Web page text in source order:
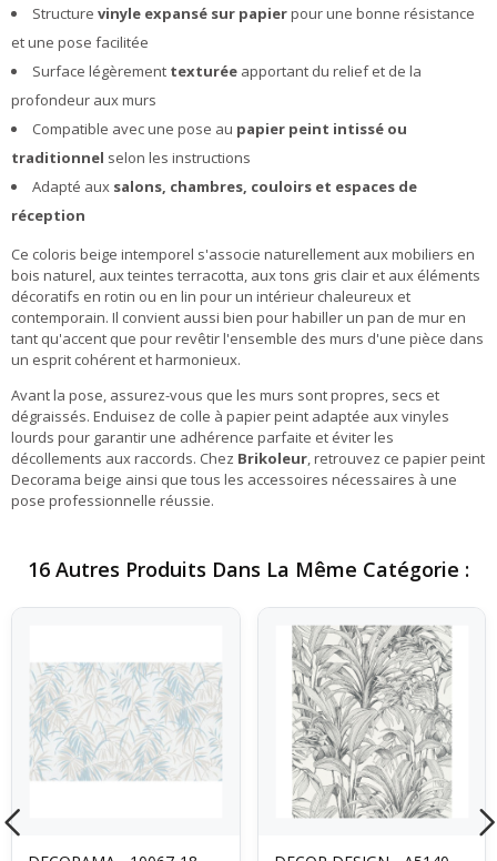
Structure vinyle expansé sur papierpour une bonne résistance
et une pose facilitée
Surface légèrement texturée apportant du relief et de la
profondeur aux murs
Compatible avec une pose au papier peint intissé ou
traditionnel selon les instructions
Adapté aux salons, chambres, couloirs et espaces de
réception
Ce coloris beige intemporel s'associe naturellement aux mobiliers en
bois naturel, aux teintes terracotta, aux tons gris clair et aux éléments
décoratifs en rotin ou en lin pour un intérieur chaleureux et
contemporain. Il convient aussi bien pour habiller un pan de mur en
tant qu'accent que pour revêtir l'ensemble des murs d'une pièce dans
un esprit cohérent et harmonieux.
Avant la pose, assurez-vous que les murs sont propres, secs et
dégraissés. Enduisez de colle à papier peint adaptée aux vinyles
lourds pour garantir une adhérence parfaite et éviter les
décollements aux raccords. Chez Brikoleur, retrouvez ce papier peint
Decorama beige ainsi que tous les accessoires nécessaires à une
pose professionnelle réussie.
16 Autres Produits Dans La Même Catégorie :